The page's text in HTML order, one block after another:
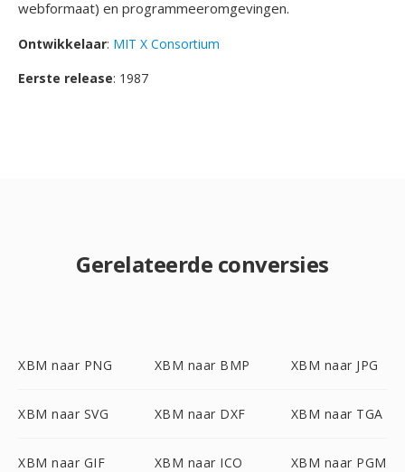
webformaat) en programmeeromgevingen.
Ontwikkelaar: MIT X Consortium
Eerste release: 1987
Gerelateerde conversies
XBM naar PNG XBM naar BMP XBM naar JPG
XBM naar SVG XBM naar DXF XBM naar TGA
XBM naar GIF XBM naar ICO XBM naar PGM